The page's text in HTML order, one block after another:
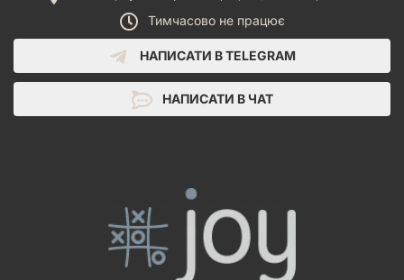
Тимчасово не працює
НАПИСАТИ В TELEGRAM
НАПИСАТИ В ЧАТ